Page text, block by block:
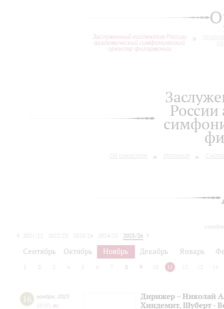
Заслуженный коллектив России
академический симфонический
оркестр филармонии
Об оркестре История
2021/22 2022/23 2023/24 2024/25
2025/26
Сентябрь Октябрь Ноябрь Декабрь Январь
1 2 3 4 5 6 7 8 9 10 11 12 13 14
16 ноября 2025
19:00 вc
Дирижер – Николай
Хиндемит, Шуберт -